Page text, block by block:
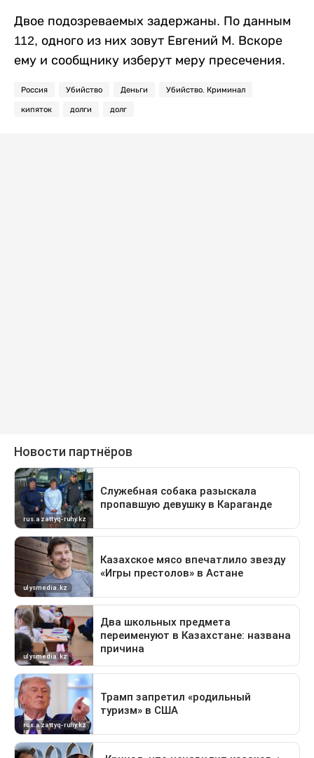
Двое подозреваемых задержаны. По данным
112, одного из них зовут Евгений М. Вскоре
ему и сообщнику изберут меру пресечения.
Россия Убийство Деньги Убийство. Криминал
кипяток долги долг